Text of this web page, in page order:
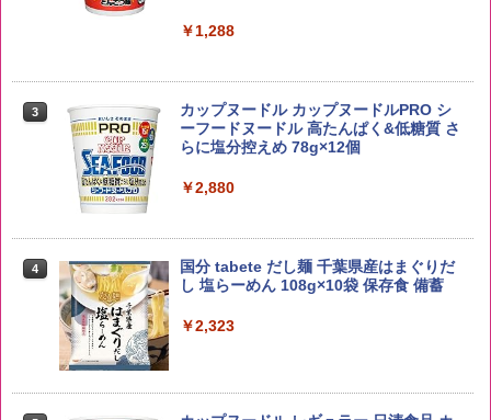
3
【在庫処分価格】ももたろう印 無洗米 5
kg 業務用 お米マイスターブレンド
￥2,680
4
by Amazon 新潟県産 新潟のお米 無洗米
5kg
￥3,274
5
by Amazon あきたこまちブレンド 無洗
米 5kg
3
角ハイボール 350ml×24本 サントリー ウ
イスキー ハイボール 缶
4
トリスウイスキー 4000ml サントリー 大
容量 4リットル
￥4,274
5 【数量限定】フロム・ザ・バレル モルト
￥1,288
3
カップヌードル カップヌードルPRO シ
ーフードヌードル 高たんぱく&低糖質 さ
らに塩分控えめ 78g×12個
￥2,880
4
国分 tabete だし麺 千葉県産はまぐりだ
し 塩らーめん 108g×10袋 保存食 備蓄
￥2,323